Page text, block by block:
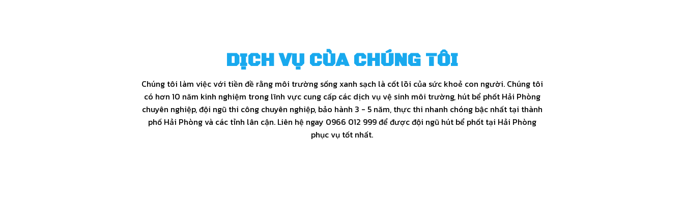
DỊCH VỤ CỦA CHÚNG TÔI
Chúng tôi làm việc với tiền đề rằng môi trường sống xanh sạch là cốt lõi của sức khoẻ con người. Chúng tôi
có hơn 10 năm kinh nghiệm trong lĩnh vực cung cấp các dịch vụ vệ sinh môi trường, hút bể phốt Hải Phòng
chuyên nghiệp, đội ngũ thi công chuyên nghiệp, bảo hành 3 - 5 năm, thực thi nhanh chóng bậc nhất tại thành
phố Hải Phòng và các tỉnh lân cận. Liên hệ ngay 0966 012 999 để được đội ngũ hút bể phốt tại Hải Phòng
phục vụ tốt nhất.